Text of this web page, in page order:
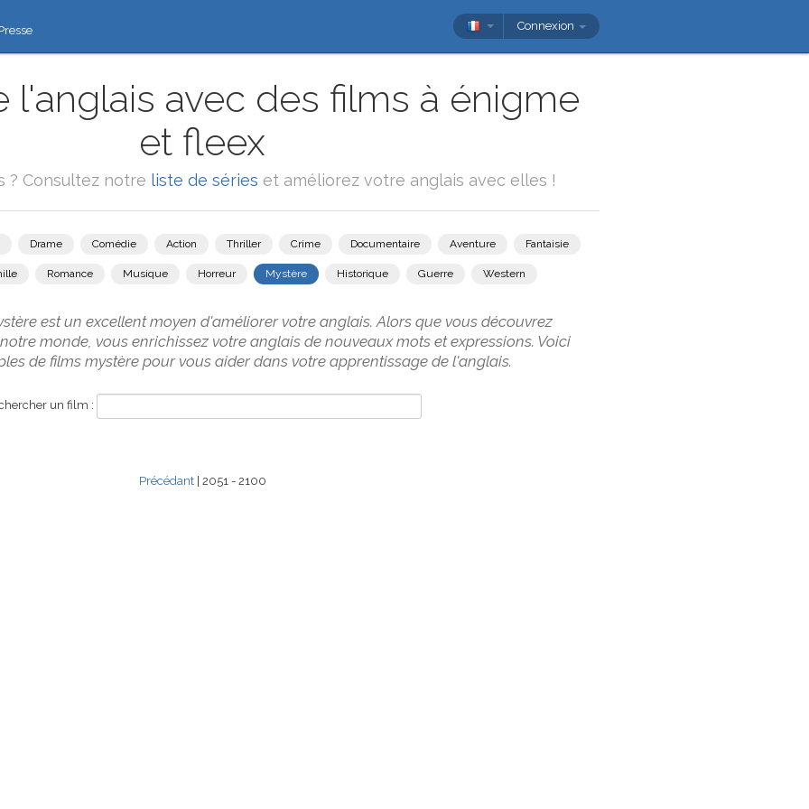
Connexion
l'anglais avec des films à énigme
et fleex
? Consultez notre liste de séries et améliorez votre anglais avec elles !
Drame Comédie Action Thriller Crime Documentaire Aventure Fantaisie
Romance Musique Horreur Mystère Historique Guerre Western
est un excellent moyen d'améliorer votre anglais. Alors que vous découvrez
monde, vous enrichissez votre anglais de nouveaux mots et expressions. Voici
de films mystère pour vous aider dans votre apprentissage de l'anglais.
un film :
Précédant| 2051 - 2100